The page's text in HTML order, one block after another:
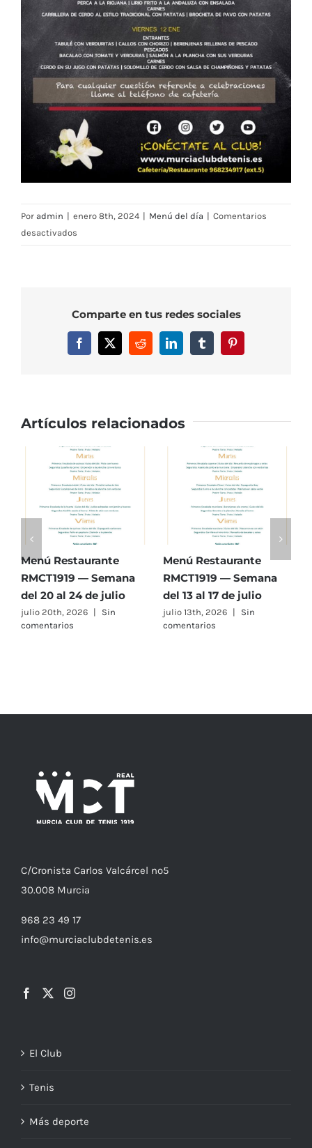
Por admin | enero 8th, 2024 | Menú del día | Comentarios
desactivados
Semana
del
8
Comparte en tus redes sociales
Facebook
X RedditLinkedInTumblrPinterest
Artículos relacionados
Menú Restaurante
RMCT1919 — Semana
del 20 al 24 de julio
julio 20th, 2026 |
Sin
comentarios
Menú Restaurante
RMCT1919 — Semana
del 13 al 17 de julio
julio 13th, 2026 |
Sin
comentarios
C/Cronista Carlos Valcárcel nº5
30.008 Murcia
968 23 49 17
info@murciaclubdetenis.es
El Club
Tenis
Más deporte